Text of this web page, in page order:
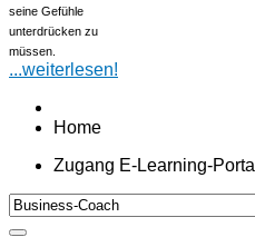
seine Gefühle
unterdrücken zu
müssen.
...weiterlesen!
Home
Zugang E-Learning-Portal